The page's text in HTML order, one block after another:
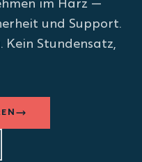
im Harz —
und Support.
Kein Stundensatz,